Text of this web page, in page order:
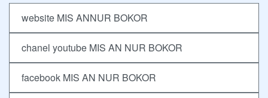
website MIS ANNUR BOKOR
chanel youtube MIS AN NUR BOKOR
facebook MIS AN NUR BOKOR